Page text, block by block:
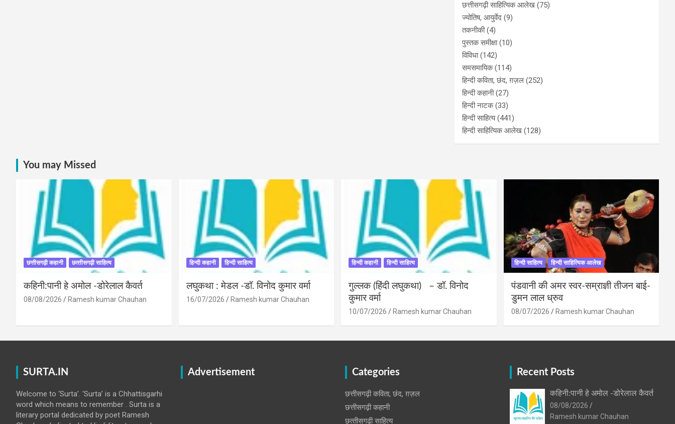
छत्तीसगढ़ी साहित्यिक आलेख (75)
ज्योतिष, आयुर्वेद (9)
तकनीकी(4)
पुस्‍तक समीक्षा(10)
विविधा(142)
समसमायिक(114)
हिन्दी कविता, छंद, ग़ज़ल (252)
हिन्दी कहानी(27)
हिन्‍दी नाटक(33)
हिन्दी साहित्य(441)
हिन्दी साहित्यिक आलेख (128)
You may Missed
छत्तीसगढ़ी कहानी छत्‍तीसगढ़ी साहित्‍य
कहिनी:पानी हे अमोल -डोरेलाल कैवर्त
08/08/2026 Ramesh kumar Chauhan
हिन्दी कहानी हिन्दी साहित्य
लघुकथा : मेडल -डॉ. विनोद कुमार वर्मा
16/07/2026 Ramesh kumar Chauhan
हिन्दी कहानी हिन्दी साहित्य
गुल्लक (हिंदी लघुकथा) – डॉ. विनोद
कुमार वर्मा
10/07/2026 Ramesh kumar Chauhan
हिन्दी साहित्य हिन्दी साहित्यिक आलेख
पंडवानी की अमर स्वर-सम्राज्ञी तीजन बाई-
डुमन लाल ध्रुव
08/07/2026 Ramesh kumar Chauhan
SURTA.IN
Welcome to ‘Surta’. ‘Surta’ is a Chhattisgarhi
word which means to remember . Surta is a
literary portal dedicated by poet Ramesh
Advertisement Categories
छत्तीसगढ़ी कविता, छंद, ग़ज़ल
छत्तीसगढ़ी कहानी
छत्‍तीसगढ़ी साहित्‍य
Recent Posts
कहिनी:पानी हे अमोल -डोरेलाल कैवर्त
08/08/2026
Ramesh kumar Chauhan